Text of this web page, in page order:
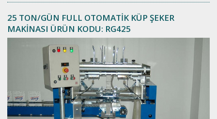
25 TON/GÜN FULL OTOMATİK KÜP ŞEKER
MAKİNASI ÜRÜN KODU: RG425